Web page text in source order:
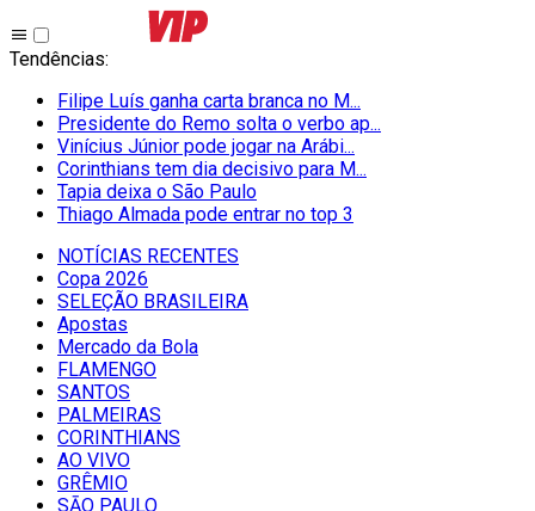
Tendências:
Filipe Luís ganha carta branca no M...
Presidente do Remo solta o verbo ap...
Vinícius Júnior pode jogar na Arábi...
Corinthians tem dia decisivo para M...
Tapia deixa o São Paulo
Thiago Almada pode entrar no top 3
NOTÍCIAS RECENTES
Copa 2026
SELEÇÃO BRASILEIRA
Apostas
Mercado da Bola
FLAMENGO
SANTOS
PALMEIRAS
CORINTHIANS
AO VIVO
GRÊMIO
SĀO PAULO